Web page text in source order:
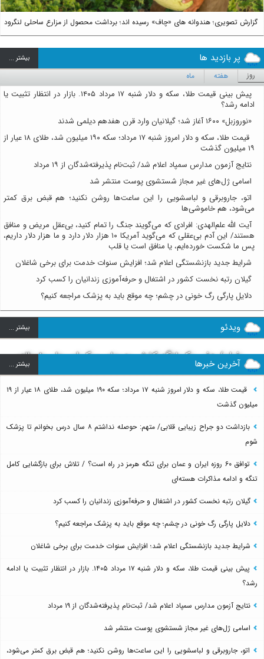
گزارش تصویری؛ هندوانه های «چاف» رسیده اند؛ برداشت محصول از مزارع ساحلی لنگرود
پر بازدید ها بيشتر ...
روز هفته ماه
پیش بینی قیمت طلا، سکه و دلار شنبه ۱۷ مرداد ۱۴۰۵. بازار در انتظار تثبیت یا
ادامه رشد؟
«نوروزبل» ۱۶۰۰ آغاز شد؛ گیلانیان وارد قرن هفدهم دیلمی شدند
قیمت طلا، سکه و دلار امروز شنبه ۱۷ مرداد؛ سکه ۱۹۰ میلیون شد، طلای ۱۸ عیار از
۱۹ میلیون گذشت
نتایج آزمون مدارس سمپاد اعلام شد/ ثبت‌نام پذیرفته‌شدگان از ۱۹ مرداد
اسامی ژل‌های غیر مجاز شستشوی پوست منتشر شد
اتو، جاروبرقی و لباسشویی را این ساعت‌ها روشن نکنید؛ هم قبض برق کمتر
می‌شود، هم خاموشی‌ها
آیت الله علم‌الهدی: افرادی که می‌گویند جنگ را تمام کنید، بی‌عقل مریض و منافق
هستند/ این آدم بی‌عقلی که می‌گوید آمریکا ۱۰ هزار دلار دارد و ما هزار دلار داریم،
پس ما شکست خورده‌ایم، یا منافق است یا قلب
شرایط جدید بازنشستگی اعلام شد؛ افزایش سنوات خدمت برای برخی شاغلان
گیلان رتبه نخست کشور در اشتغال و حرفه‌آموزی زندانیان را کسب کرد
دلایل پارگی رگ خونی در چشم؛ چه موقع باید به پزشک مراجعه کنیم؟
ویدئو بيشتر ...
فیلم/ دفن یک لنگه کفش به جای پیکر امیرعلی ۸ساله؛
روایت تلخ از سرنوشت دومین دانش آموز مدرسه میناب
بعد از ماکان
آخرین خبرها بيشتر ...
قیمت طلا، سکه و دلار امروز شنبه ۱۷ مرداد؛ سکه ۱۹۰ میلیون شد، طلای ۱۸ عیار از ۱۹
میلیون گذشت
بازداشت دو جراح زیبایی قلابی/ متهم: حوصله نداشتم ۸ سال درس بخوانم تا پزشک
شوم
توافق ۶۰ روزه ایران و عمان برای تنگه هرمز در راه است؟ / تلاش برای بازگشایی کامل
تنگه و ادامه مذاکرات هسته‌ای
گیلان رتبه نخست کشور در اشتغال و حرفه‌آموزی زندانیان را کسب کرد
دلایل پارگی رگ خونی در چشم؛ چه موقع باید به پزشک مراجعه کنیم؟
شرایط جدید بازنشستگی اعلام شد؛ افزایش سنوات خدمت برای برخی شاغلان
پیش بینی قیمت طلا، سکه و دلار شنبه ۱۷ مرداد ۱۴۰۵. بازار در انتظار تثبیت یا ادامه
رشد؟
نتایج آزمون مدارس سمپاد اعلام شد/ ثبت‌نام پذیرفته‌شدگان از ۱۹ مرداد
اسامی ژل‌های غیر مجاز شستشوی پوست منتشر شد
اتو، جاروبرقی و لباسشویی را این ساعت‌ها روشن نکنید؛ هم قبض برق کمتر می‌شود،